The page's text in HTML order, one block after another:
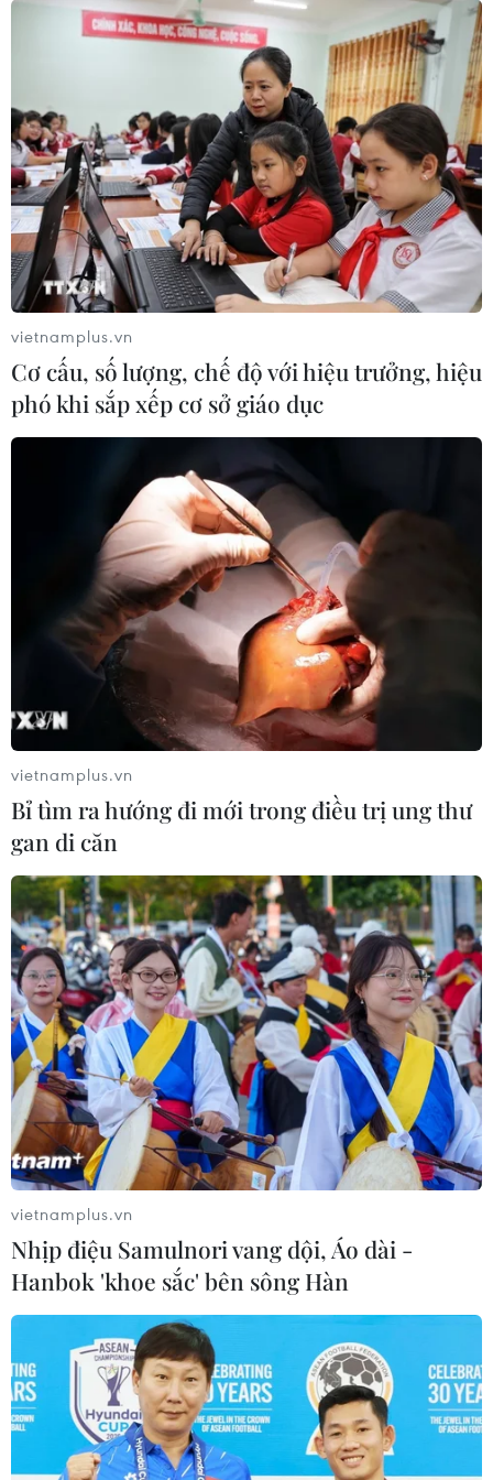
TIN CÙNG CHUYÊN MỤC
Tổng thống Mỹ Donald Trump nói
còn quá sớm để bàn về người kế
vietnamplus.vn
Cơ cấu, số lượng, chế độ với hiệu trưởng, hiệu
phó khi sắp xếp cơ sở giáo dục
vietnamplus.vn
Bỉ tìm ra hướng đi mới trong điều trị ung thư
gan di căn
vietnamplus.vn
Nhịp điệu Samulnori vang dội, Áo dài -
Hanbok 'khoe sắc' bên sông Hàn